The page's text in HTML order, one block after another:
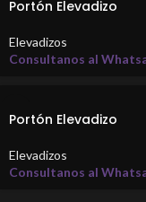
Portón Elevadizo
Elevadizos
Consultanos al
Portón Elevadizo
Elevadizos
Consultanos al